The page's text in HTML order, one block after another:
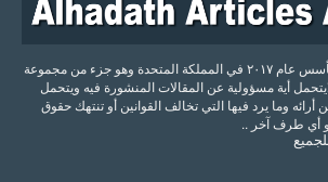
موقع وكالة الحدث للآراء تأسس عام ٢٠١٧ في المملكة المتحدة وهو جزء من مجموعة
أية مسؤولية عن المقالات المنشورة فيه ويتحمل
وما يرد فيها التي تخالف القوانين أو تنتهك حقوق
أي طرف آخر ..